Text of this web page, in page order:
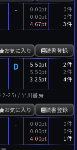
-
0.00pt
0.00pt
4.67pt
0件
0件
3件
読書登録
お気に入り
D
5.50pt
5.50pt
3.25pt
2件
2件
4件
2-25) / 早川書房
読書登録
お気に入り
-
0.00pt
0.00pt
4.00pt
0件
0件
1件